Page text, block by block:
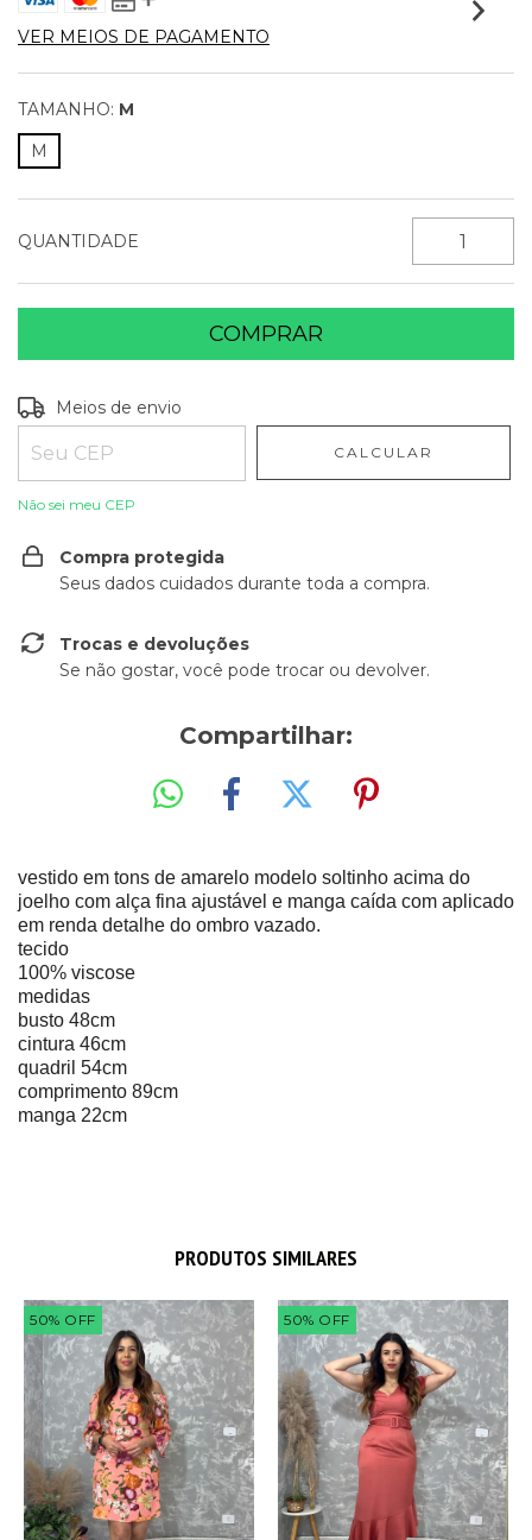
VER MEIOS DE PAGAMENTO
TAMANHO: M
M
QUANTIDADE
Entregas para o CEP:
Meios de envio
CALCULAR
Não sei meu CEP
Compra protegida
Seus dados cuidados durante toda a compra.
Trocas e devoluções
Se não gostar, você pode trocar ou devolver.
Compartilhar:
vestido em tons de amarelo modelo soltinho acima do
joelho com alça fina ajustável e manga caída com aplicado
em renda detalhe do ombro vazado.
tecido
100% viscose
medidas
busto 48cm
cintura 46cm
quadril 54cm
comprimento 89cm
manga 22cm
PRODUTOS SIMILARES
50% OFF 50% OFF